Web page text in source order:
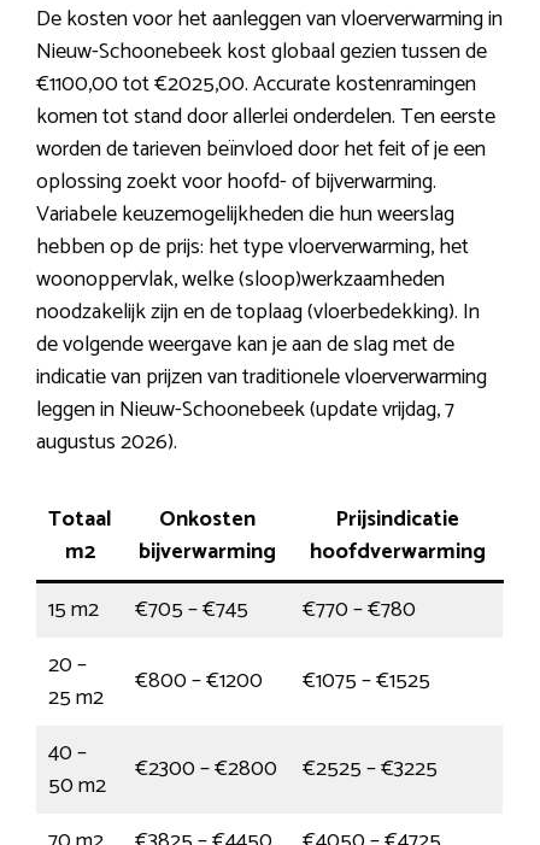
De kosten voor het aanleggen van vloerverwarming in
Nieuw-Schoonebeek kost globaal gezien tussen de
€1100,00 tot €2025,00. Accurate kostenramingen
komen tot stand door allerlei onderdelen. Ten eerste
worden de tarieven beïnvloed door het feit of je een
oplossing zoekt voor hoofd- of bijverwarming.
Variabele keuzemogelijkheden die hun weerslag
hebben op de prijs: het type vloerverwarming, het
woonoppervlak, welke (sloop)werkzaamheden
noodzakelijk zijn en de toplaag (vloerbedekking). In
de volgende weergave kan je aan de slag met de
indicatie van prijzen van traditionele vloerverwarming
leggen in Nieuw-Schoonebeek (update vrijdag, 7
augustus 2026).
Totaal
m2
Onkosten
bijverwarming
Prijsindicatie
hoofdverwarming
15 m2
€705 – €745
€770 – €780
20 –
25 m2
€800 – €1200
€1075 – €1525
40 –
50 m2
€2300 – €2800
€2525 – €3225